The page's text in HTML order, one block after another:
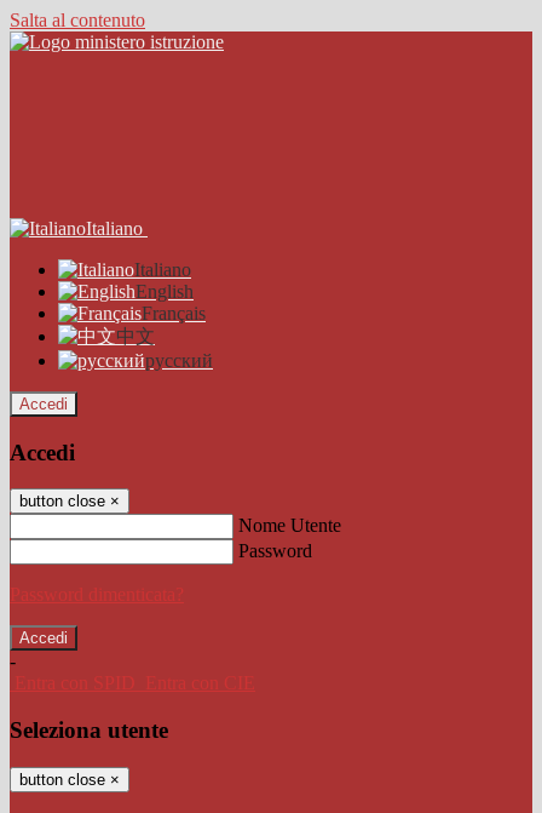
Salta al contenuto
Italiano
Italiano
English
Français
中文
русский
Accedi
Accedi
button close ×
Nome Utente
Password
Password dimenticata?
-
Entra con SPID
Entra con CIE
Seleziona utente
button close ×